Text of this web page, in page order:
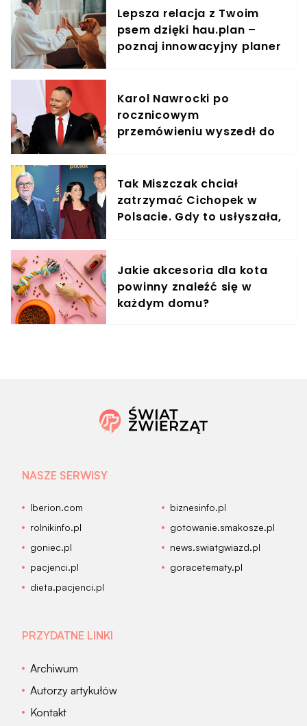
Lepsza relacja z Twoim
psem dzięki hau.plan –
poznaj innowacyjny planer
Karol Nawrocki po
rocznicowym
przemówieniu wyszedł do
Tak Miszczak chciał
zatrzymać Cichopek w
Polsacie. Gdy to usłyszała,
Jakie akcesoria dla kota
powinny znaleźć się w
każdym domu?
NASZE SERWISY
Iberion.com
biznesinfo.pl
rolnikinfo.pl
gotowanie.smakosze.pl
goniec.pl
news.swiatgwiazd.pl
pacjenci.pl
goracetematy.pl
dieta.pacjenci.pl
PRZYDATNE LINKI
Archiwum
Autorzy artykułów
Kontakt